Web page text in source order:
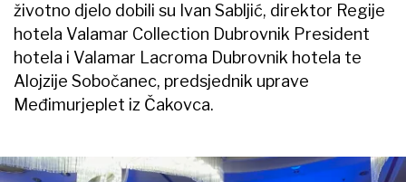
životno djelo dobili su Ivan Sabljić, direktor Regije
hotela Valamar Collection Dubrovnik President
hotela i Valamar Lacroma Dubrovnik hotela te
Alojzije Sobočanec, predsjednik uprave
Međimurjeplet iz Čakovca.